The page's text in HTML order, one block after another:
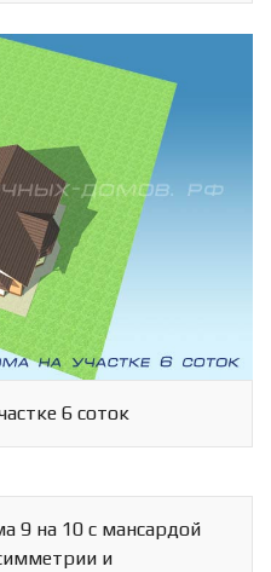
6 соток
9 на 10 с мансардой
и